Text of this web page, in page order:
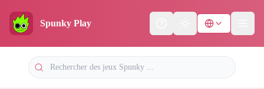
Spunky Play Theme